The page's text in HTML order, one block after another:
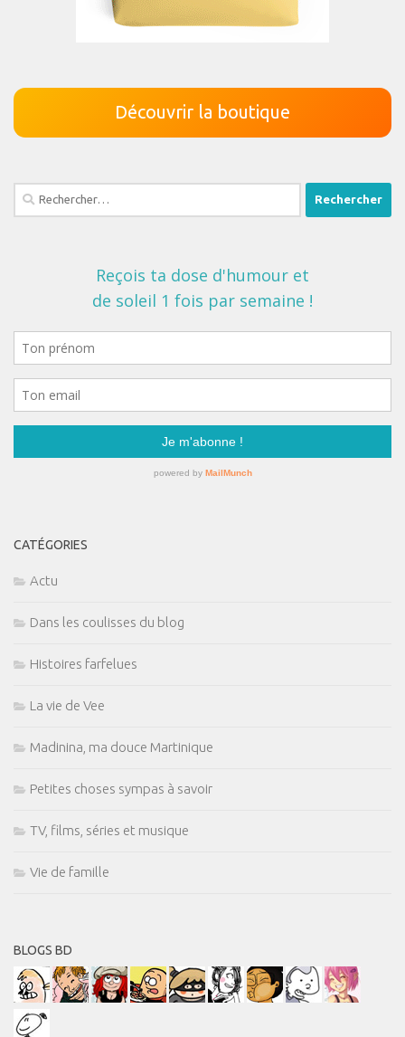
Découvrir la boutique
Rechercher :
CATÉGORIES
Actu
Dans les coulisses du blog
Histoires farfelues
La vie de Vee
Madinina, ma douce Martinique
Petites choses sympas à savoir
TV, films, séries et musique
Vie de famille
BLOGS BD